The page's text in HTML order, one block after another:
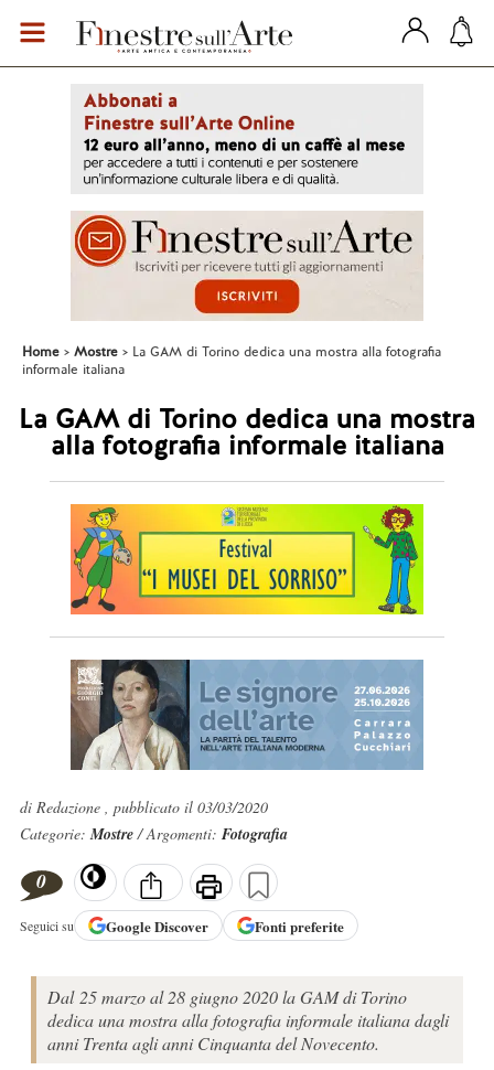
Home Mostre
La GAM di Torino dedica una mostra alla fotografia
informale italiana
La GAM di Torino dedica una mostra
alla fotografia informale italiana
di Redazione , pubblicato il 03/03/2020
Categorie:Mostre/ Argomenti: Fotografia
0
Seguici su GoogleDiscover Fonti preferite
Dal 25 marzo al 28 giugno 2020 la GAM di Torino
dedica una mostra alla fotografia informale italiana dagli
anni Trenta agli anni Cinquanta del Novecento.